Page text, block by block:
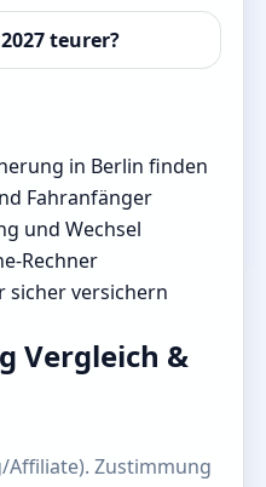
teurer?
in Berlin finden
Fahranfänger
und Wechsel
Rechner
sicher versichern
Vergleich &
Zustimmung